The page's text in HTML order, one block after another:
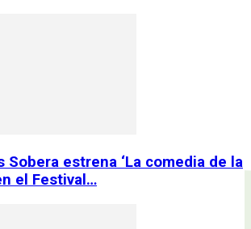
Sobera estrena ‘La comedia de la
el Festival…